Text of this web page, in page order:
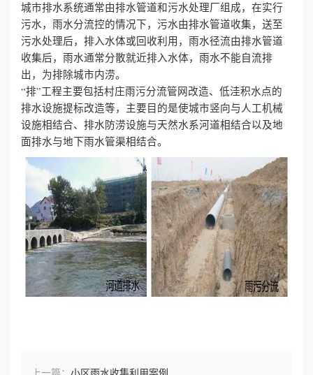
城市排水系统通常由排水管道和污水处理厂组成，在实行
污水，雨水分流控的情况下，污水由排水管道收集，送至
污水处理后，排入水体或回收利用，雨水径流由排水管道
收集后，雨水通常分散就近排入水体，雨水不能自流排
出，为排除城市内涝。
“排”工程主要包括村庄雨污分流管网改造、低洼积水点的
排水设施提标改造等，主要目的是使城市竖向与人工机械
设施相结合、排水防涝设施与天然水系河道相结合以及地
面排水与地下雨水管渠相结合。